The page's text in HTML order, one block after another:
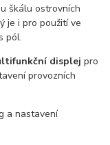
škálu ostrovních
je i pro použití ve
pól.
displej pro
provozních
a nastavení